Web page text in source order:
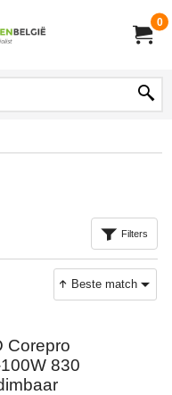
0
Filters
Beste match
Corepro
830